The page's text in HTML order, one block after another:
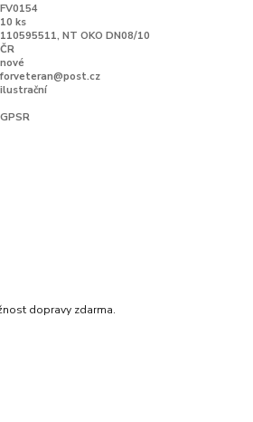
FV0154
10 ks
110595511, NT OKO DN08/10
ČR
nové
forveteran@post.cz
ilustrační
GPSR
dopravy zdarma.